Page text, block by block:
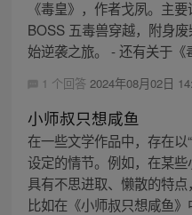
《毒皇》，作者戈夙。主
BOSS 五毒兽穿越，附身
始逆袭之旅。 - 还有关于《
1 个回答 2024年08月02日
小师叔只想咸鱼
在一些文学作品中，存在
设定的情节。例如，在某
具有不思进取、懒散的特点
比如在《小师叔只想咸鱼